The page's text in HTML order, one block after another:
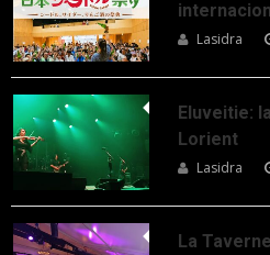
Lasidra
Eluveitie:
Lorient
Lasidra
La